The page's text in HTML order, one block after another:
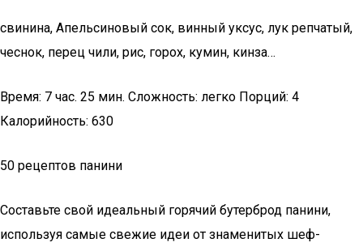
свинина, Апельсиновый сок, винный уксус, лук репчатый,
чеснок, перец чили, рис, горох, кумин, кинза…
Время: 7 час. 25 мин. Сложность: легко Порций: 4
Калорийность: 630
50 рецептов панини
Составьте свой идеальный горячий бутерброд панини,
используя самые свежие идеи от знаменитых шеф-